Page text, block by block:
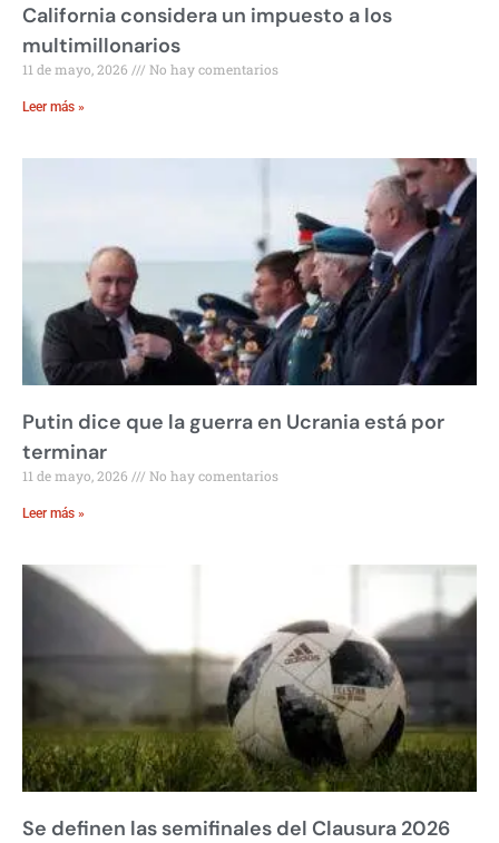
California considera un impuesto a los
multimillonarios
11 de mayo, 2026 No hay comentarios
Leer más »
Putin dice que la guerra en Ucrania está por
terminar
11 de mayo, 2026 No hay comentarios
Leer más »
Se definen las semifinales del Clausura 2026